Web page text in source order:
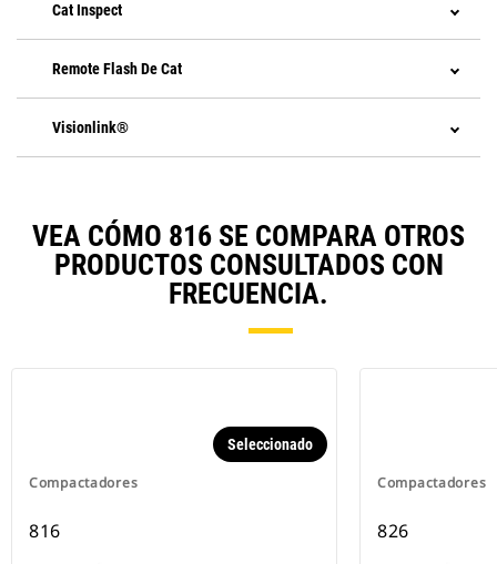
Cat Inspect
Remote Flash De Cat
Visionlink®
VEA CÓMO 816 SE COMPARA OTROS
PRODUCTOS CONSULTADOS CON
FRECUENCIA.
Compactadores
Seleccionado
816
Compactadores
826